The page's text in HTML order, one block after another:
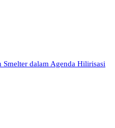
Smelter dalam Agenda Hilirisasi